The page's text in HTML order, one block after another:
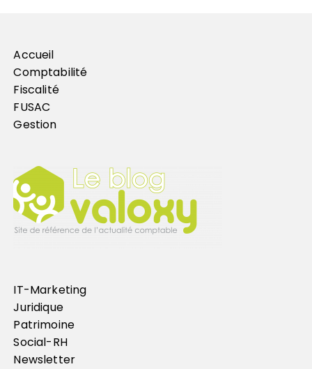
Accueil
Comptabilité
Fiscalité
FUSAC
Gestion
IT-Marketing
Juridique
Patrimoine
Social-RH
Newsletter